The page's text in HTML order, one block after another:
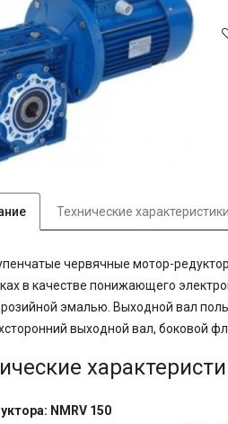
Технические характеристики
червячные мотор-
в качестве понижающего
эмалью. Выходной вал
выходной вал, боковой
NMRV 150